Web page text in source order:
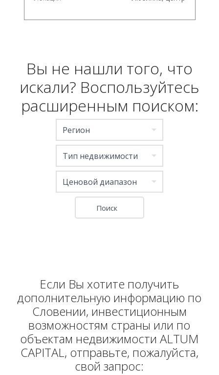
Вы не нашли того, что
искали? Воспользуйтесь
расширенным поиском:
Регион
Тип недвижимости
Ценовой диапазон
Если Вы хотите получить
дополнительную информацию по
Словении, инвестиционным
возможностям страны или по
объектам недвижимости ALTUM
CAPITAL, отправьте, пожалуйста,
свой запрос: